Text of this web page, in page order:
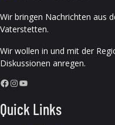
Wir bringen Nachrichten aus
Vaterstetten.
Wir wollen in und mit der
Diskussionen anregen.
Facebook InstagramYouTube
Quick Links